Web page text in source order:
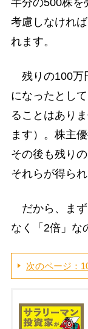
考慮しなけれ
れます。
残りの100万
になったとし
ることはあり
ます）。株主
その後も残り
それらが得られ
だから、まず
なく「2倍」な
次のページ：